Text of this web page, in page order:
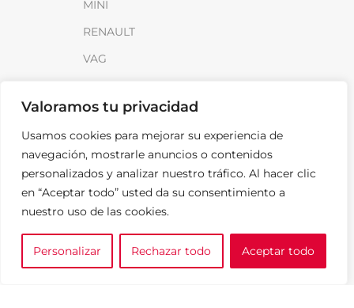
Valoramos tu privacidad
Usamos cookies para mejorar su experiencia de
navegación, mostrarle anuncios o contenidos
personalizados y analizar nuestro tráfico. Al hacer clic
en “Aceptar todo” usted da su consentimiento a
nuestro uso de las cookies.
Personalizar Rechazar todo Aceptar todo
MINI
RENAULT
VAG
INFORMACIÓN
Sobre SparkLoad
Distribuidores
FAQ
Contacto
Noticias
0